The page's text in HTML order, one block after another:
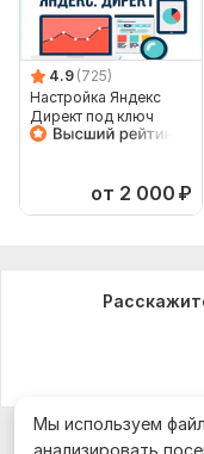
4.9 (725)
Настройка Яндекс
Директ под ключ
от 2 000 ₽
Мы используем
анализировать